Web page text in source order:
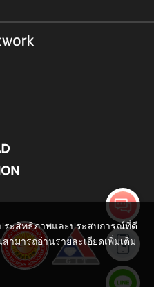
ระสิทธิภาพและประสบการณ์ที่ดี
ามารถอ่านรายละเอียดเพิ่มเติม